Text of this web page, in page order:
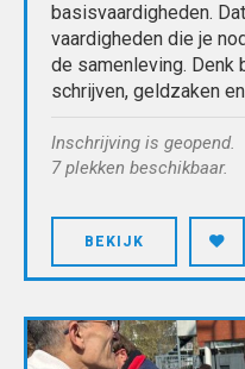
basisvaardigheden.
vaardigheden die je
de samenleving. Denk
schrijven, geldzaken
Inschrijving is geopend.
7 plekken beschikbaar.
BEKIJK